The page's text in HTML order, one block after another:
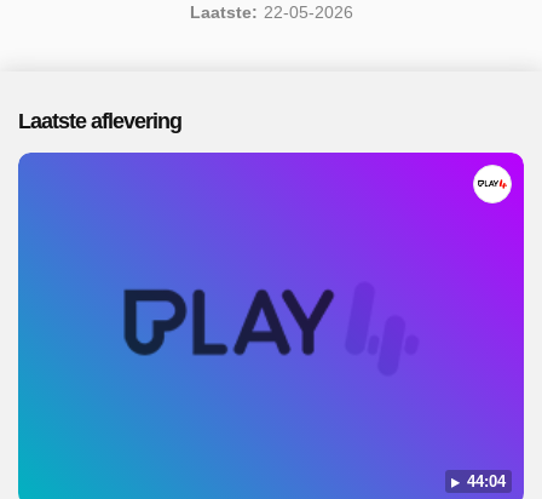
Laatste: 22-05-2026
Laatste aflevering
44:04